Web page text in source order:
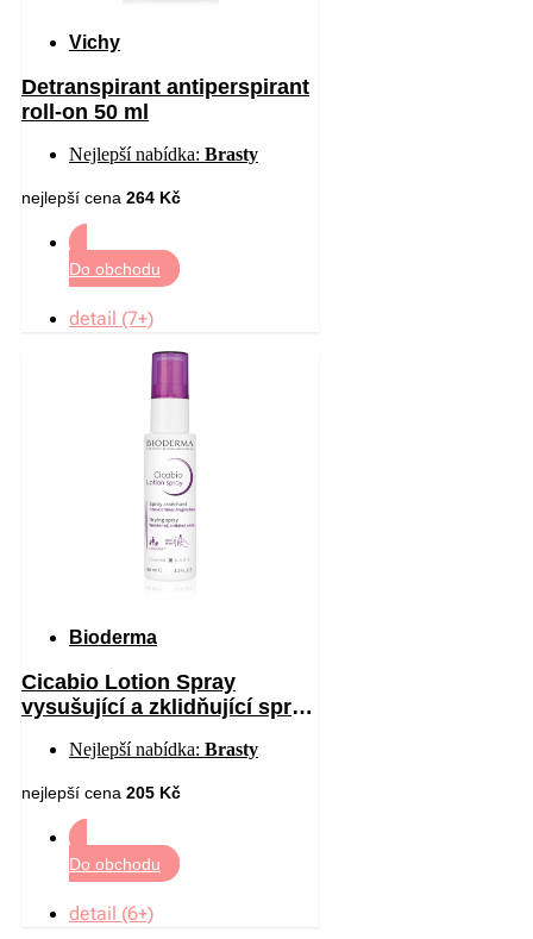
Vichy
Detranspirant antiperspirant
roll-on 50 ml
Nejlepší nabídka: Brasty
nejlepší cena 264 Kč
Do obchodu
detail (7+)
Bioderma
Cicabio Lotion Spray
vysušující a zklidňující sprej
Nejlepší nabídka: Brasty
nejlepší cena 205 Kč
Do obchodu
detail (6+)